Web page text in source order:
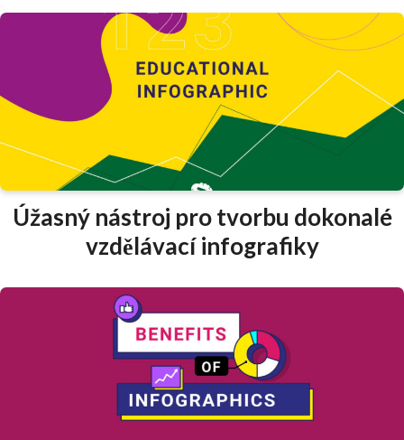
Úžasný nástroj pro tvorbu dokonalé
vzdělávací infografiky